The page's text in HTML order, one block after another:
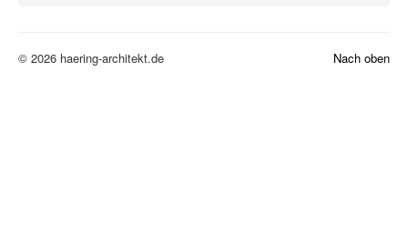
Nach oben
© 2026 haering-architekt.de